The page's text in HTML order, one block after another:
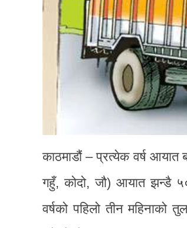
काठमाडौं – प्रत्येक वर्ष आयात
गहुँ, कोदो, जौ) आयात झन्डै
वर्षको पहिलो तीन महिनाको